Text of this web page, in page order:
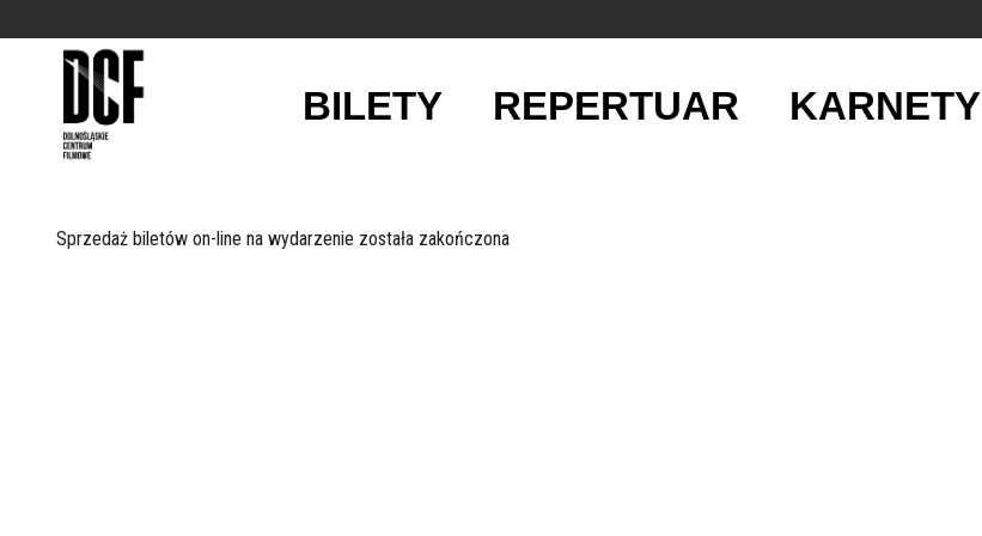
BILETY REPERTUAR KARNETY
Sprzedaż biletów on-line na wydarzenie została zakończona